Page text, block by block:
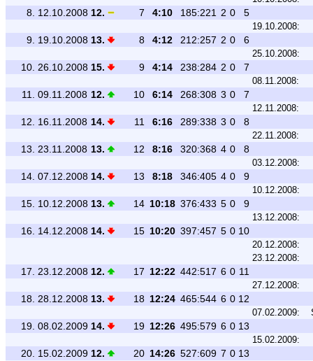
8. 12.10.2008 12. 7 4:10 185:221 2 0 5
19.10.2008:
9. 19.10.2008 13. 8 4:12 212:257 2 0 6
25.10.2008:
10. 26.10.2008 15. 9 4:14 238:284 2 0 7
08.11.2008:
11. 09.11.2008 12. 10 6:14 268:308 3 0 7
12.11.2008:
12. 16.11.2008 14. 11 6:16 289:338 3 0 8
22.11.2008:
13. 23.11.2008 13. 12 8:16 320:368 4 0 8
03.12.2008:
14. 07.12.2008 14. 13 8:18 346:405 4 0 9
10.12.2008:
15. 10.12.2008 13. 14 10:18 376:433 5 0 9
13.12.2008:
16. 14.12.2008 14. 15 10:20 397:457 5 0 10
20.12.2008:
23.12.2008:
17. 23.12.2008 12. 17 12:22 442:517 6 0 11
27.12.2008:
18. 28.12.2008 13. 18 12:24 465:544 6 0 12
07.02.2009:
19. 08.02.2009 14. 19 12:26 495:579 6 0 13
15.02.2009:
20. 15.02.2009 12. 20 14:26 527:609 7 0 13